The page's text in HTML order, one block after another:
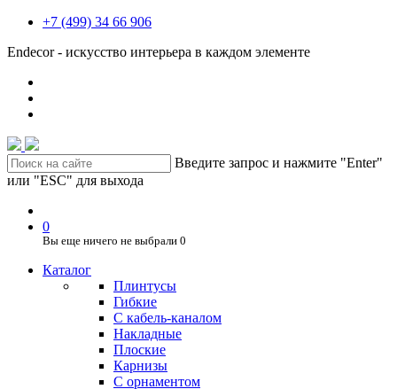
+7 (499) 34 66 906
Endecor - искусство интерьера в каждом элементе
Введите запрос и нажмите "Enter"
или "ESC" для выхода
0
Вы еще ничего не выбрали 0
Каталог
Плинтусы
Гибкие
C кабель-каналом
Накладные
Плоские
Карнизы
С орнаментом